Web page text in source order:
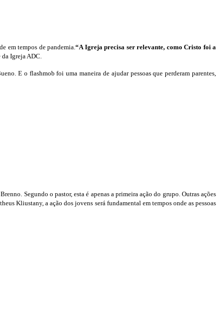
em tempos de pandemia.“A Igreja precisa ser relevante, como Cristo foi a
da Igreja ADC.
E o flashmob foi uma maneira de ajudar pessoas que perderam parentes,
Segundo o pastor, esta é apenas a primeira ação do grupo. Outras ações
Kliustany, a ação dos jovens será fundamental em tempos onde as pessoas